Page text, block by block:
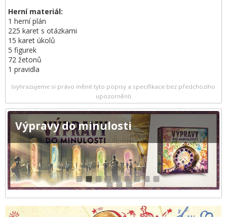
Herní materiál:
1 herní plán
225 karet s otázkami
15 karet úkolů
5 figurek
72 žetonů
1 pravidla
(vyhrazujeme si právo měnit tyto popisy a specifikace bez předchozího
upozornění)
Výpravy do minulosti